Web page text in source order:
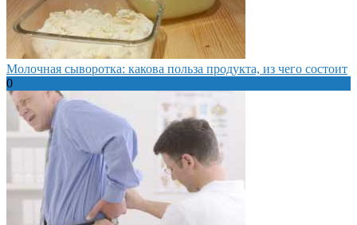
Молочная сыворотка: какова польза продукта, из чего состоит
0